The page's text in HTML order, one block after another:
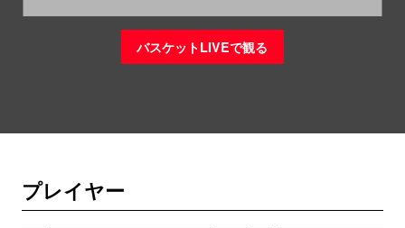
バスケットLIVEで観る
プレイヤー